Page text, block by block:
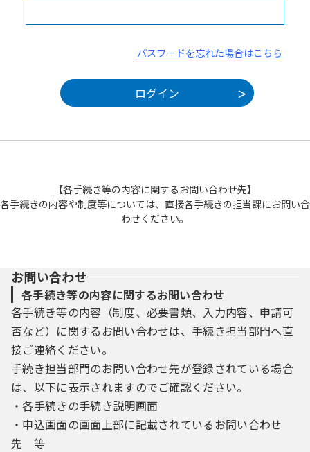
パスワードを忘れた場合はこちら
【各手続き等の内容に関するお問い合わせ先】
各手続きの内容や制度等については、直接各手続きの担当課にお問い合
わせください。
お問い合わせ
各手続き等の内容に関するお問い合わせ
各手続き等の内容（制度、必要書類、入力内容、申請可
否など）に関するお問い合わせは、手続き担当部門へ直
接ご連絡ください。
手続き担当部門のお問い合わせ先が登録されている場合
は、以下に表示されますのでご確認ください。
・各手続きの手続き説明画面
・申込画面の画面上部に記載されているお問い合わせ
先 等